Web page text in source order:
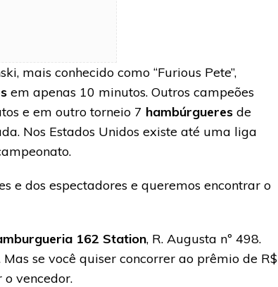
mais conhecido como “Furious Pete”,
em apenas 10 minutos. Outros campeões
e em outro torneio 7 hambúrgueres de
Nos Estados Unidos existe até uma liga
e dos espectadores e queremos encontrar o
162 Station, R. Augusta nº 498.
se você quiser concorrer ao prêmio de R$
vencedor.